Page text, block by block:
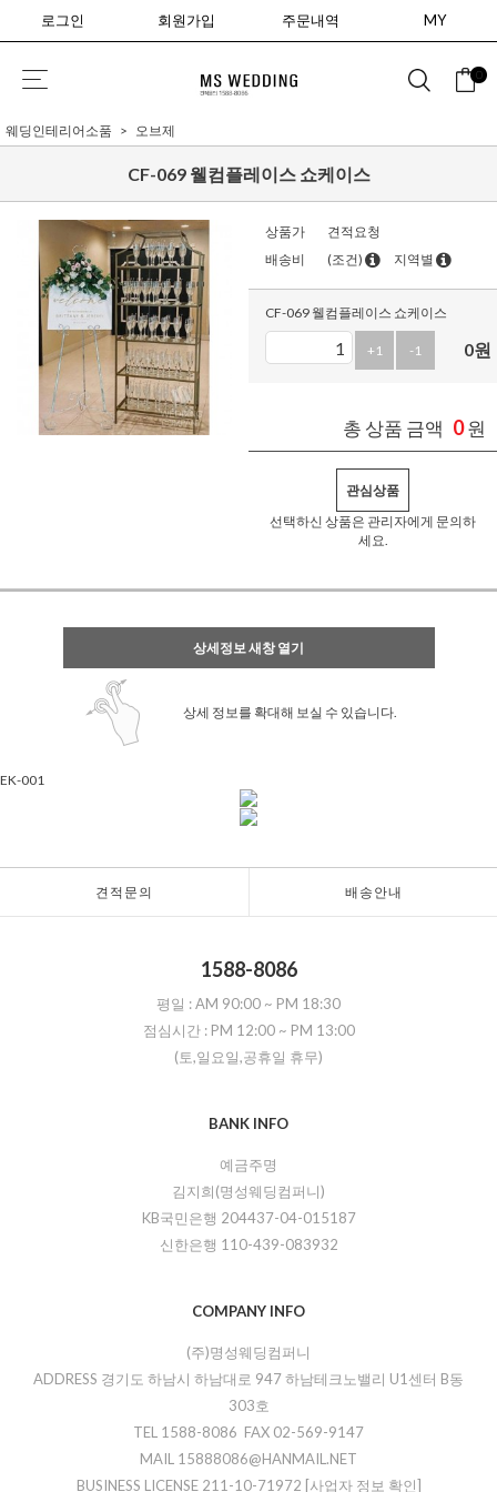
로그인 회원가입 주문내역 MY
0
웨딩인테리어소품 오브제
CF-069 웰컴플레이스 쇼케이스
상품가
견적요청
배송비
(조건) 지역별
CF-069 웰컴플레이스 쇼케이스
+1 -1 0원
총 상품 금액 0원
관심상품
선택하신 상품은 관리자에게 문의하
세요.
상세정보 새창 열기
상세 정보를 확대해 보실 수 있습니다.
EK-001
견적문의 배송안내
1588-8086
평일 :AM 90:00 ~ PM 18:30
점심시간 : PM 12:00~ PM 13:00
(토,일요일,공휴일 휴무)
BANK INFO
예금주명
김지희(명성웨딩컴퍼니)
KB국민은행 204437-04-015187
신한은행 110-439-083932
COMPANY INFO
(주)명성웨딩컴퍼니
ADDRESS 경기도 하남시 하남대로 947 하남테크노밸리 U1센터 B동
303호
TEL 1588-8086 FAX 02-569-9147
MAIL 15888086@HANMAIL.NET
BUSINESS LICENSE 211-10-71972 [사업자 정보 확인]